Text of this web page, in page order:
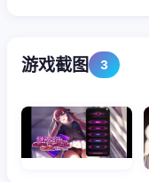
游戏截图 3